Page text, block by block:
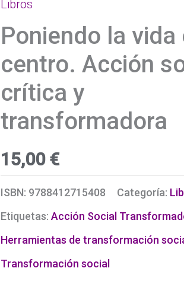
Libros
Poniendo la vida
centro. Acción
crítica y
transformadora
15,00 €
ISBN: 9788412715408 Categoría:
Etiquetas:Acción Social
Herramientas de transformación
Transformación social